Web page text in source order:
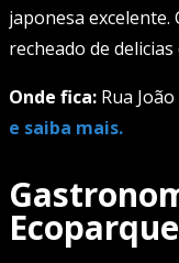
japonesa
recheado de
Onde fica: Rua
e saiba mais.